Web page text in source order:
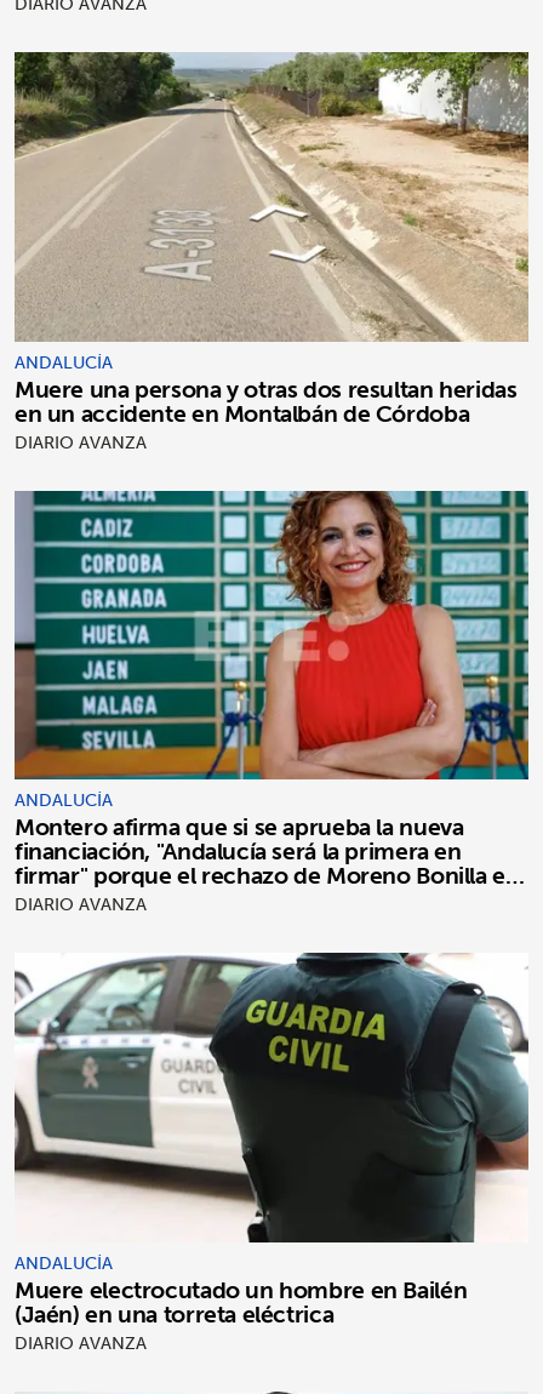
ANDALUCÍA
Muere una persona y otras dos resultan heridas
en un accidente en Montalbán de Córdoba
DIARIO AVANZA
ANDALUCÍA
Montero afirma que si se aprueba la nueva
financiación, "Andalucía será la primera en
firmar" porque el rechazo de Moreno Bonilla es
"puro postureo"
DIARIO AVANZA
ANDALUCÍA
Muere electrocutado un hombre en Bailén
(Jaén) en una torreta eléctrica
DIARIO AVANZA